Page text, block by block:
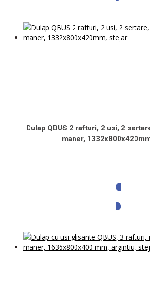
Dulap QBUS 2 rafturi, 2 usi, 2
maner,